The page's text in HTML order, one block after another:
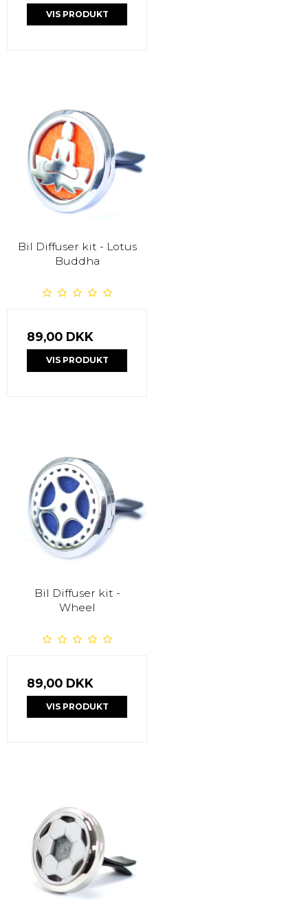
VIS PRODUKT
Bil Diffuser kit - Lotus
Buddha
89,00 DKK
VIS PRODUKT
Bil Diffuser kit -
Wheel
89,00 DKK
VIS PRODUKT